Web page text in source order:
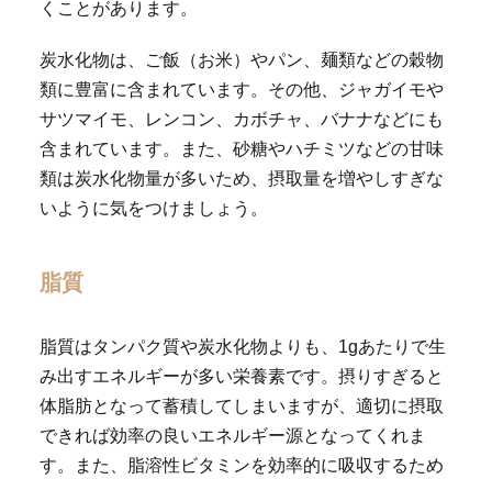
くことがあります。
炭水化物は、ご飯（お米）やパン、麺類などの穀物
類に豊富に含まれています。その他、ジャガイモや
サツマイモ、レンコン、カボチャ、バナナなどにも
含まれています。また、砂糖やハチミツなどの甘味
類は炭水化物量が多いため、摂取量を増やしすぎな
いように気をつけましょう。
脂質
脂質はタンパク質や炭水化物よりも、1gあたりで生
み出すエネルギーが多い栄養素です。摂りすぎると
体脂肪となって蓄積してしまいますが、適切に摂取
できれば効率の良いエネルギー源となってくれま
す。また、脂溶性ビタミンを効率的に吸収するため